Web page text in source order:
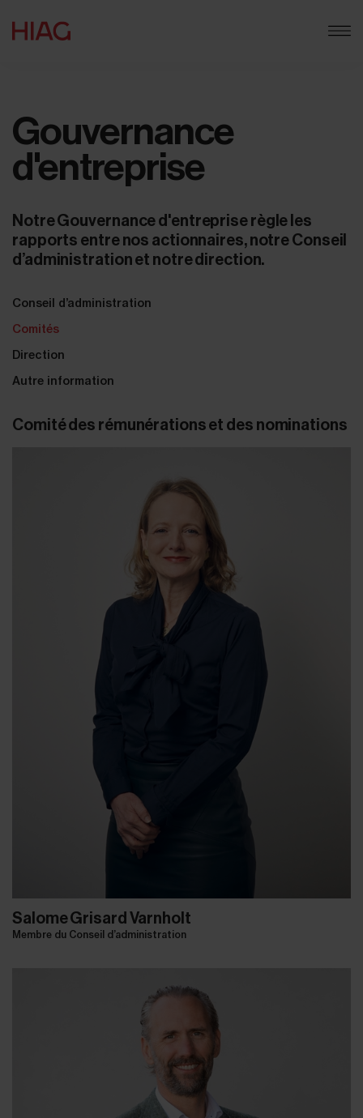
Gouvernance
d'entreprise
Notre Gouvernance d'entreprise règle les
rapports entre nos actionnaires, notre Conseil
d’administration et notre direction.
Conseil d’administration
Comités
Direction
Autre information
Comité des rémunérations et des nominations
Salome Grisard Varnholt
Membre du Conseil d’administration